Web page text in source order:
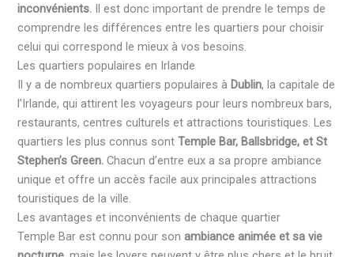
inconvénients. Il est donc important de prendre le temps de
comprendre les différences entre les quartiers pour choisir
celui qui correspond le mieux à vos besoins.
Les quartiers populaires en Irlande
Il y a de nombreux quartiers populaires à Dublin, la capitale de
l’Irlande, qui attirent les voyageurs pour leurs nombreux bars,
restaurants, centres culturels et attractions touristiques. Les
quartiers les plus connus sontTemple Bar, Ballsbridge, et St
Stephen’s Green. Chacun d’entre eux a sa propre ambiance
unique et offre un accès facile aux principales attractions
touristiques de la ville.
Les avantages et inconvénients de chaque quartier
Temple Bar est connu pour sonambiance animée et sa vie